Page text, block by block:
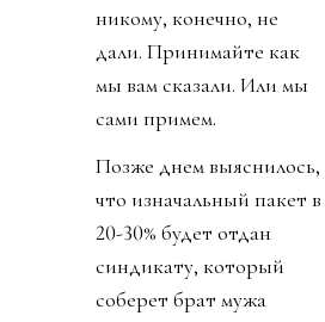
никому, конечно, не
дали. Принимайте как
мы вам сказали. Или мы
сами примем.
Позже днем выяснилось,
что изначальный пакет в
20-30% будет отдан
синдикату, который
соберет брат мужа